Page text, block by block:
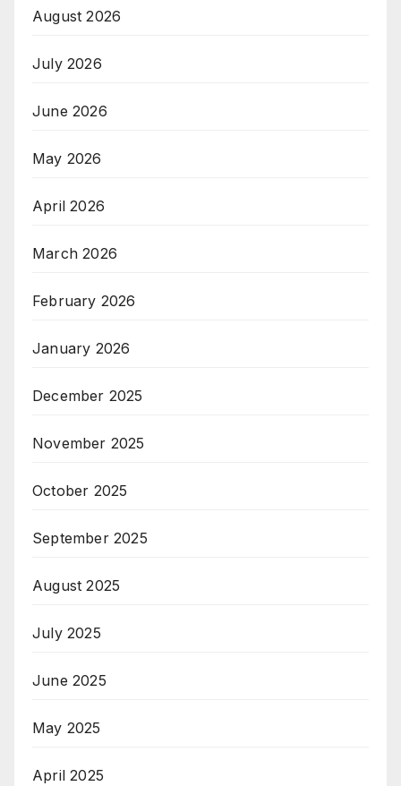
August 2026
July 2026
June 2026
May 2026
April 2026
March 2026
February 2026
January 2026
December 2025
November 2025
October 2025
September 2025
August 2025
July 2025
June 2025
May 2025
April 2025